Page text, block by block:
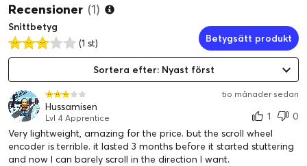
SYMMETRISK
HÖG PROFIL, SMAL MIDJA
Recensioner (1)
Snittbetyg
(1 st)
Betygsätt produkt
Sortera efter: Nyast först
tio månader sedan
Hussamisen
Lvl 4 Apprentice 1
0
Very lightweight, amazing for the price. but the scroll wheel
encoder is terrible. it lasted 3 months before it started stuttering
and now I can barely scroll in the direction I want.